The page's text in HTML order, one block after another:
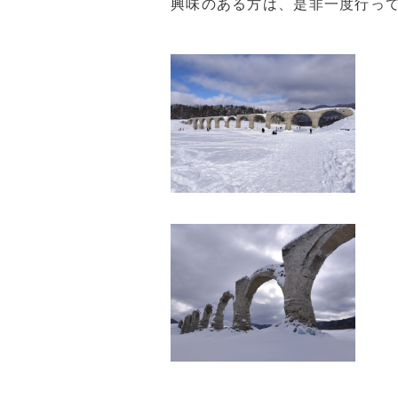
興味のある方は、是非一度行っ